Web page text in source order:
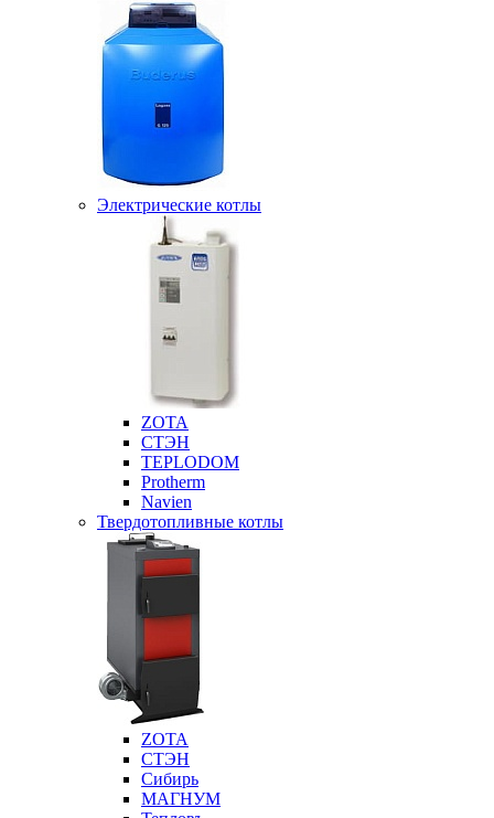
Электрические котлы
ZOTA
СТЭН
TEPLODOM
Protherm
Navien
Твердотопливные котлы
ZOTA
СТЭН
Сибирь
МАГНУМ